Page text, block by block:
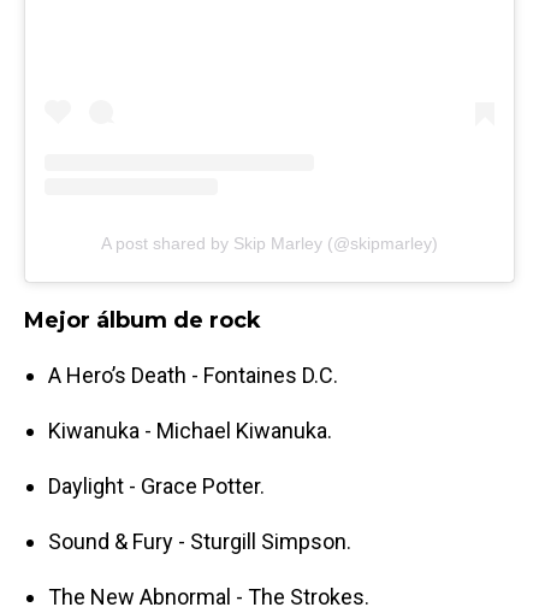
A post shared by Skip Marley (@skipmarley)
Mejor álbum de rock
A Hero’s Death - Fontaines D.C.
Kiwanuka - Michael Kiwanuka.
Daylight - Grace Potter.
Sound & Fury - Sturgill Simpson.
The New Abnormal - The Strokes.